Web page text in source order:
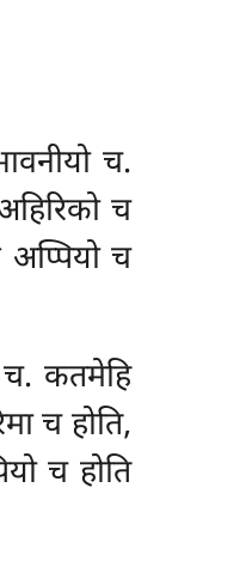
च.
च
अप्पियो च
च. कतमेहि
च होति,
च होति